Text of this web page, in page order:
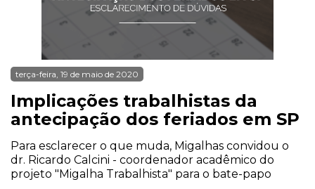
terça-feira, 19 de maio de 2020
Implicações trabalhistas da
antecipação dos feriados em SP
Para esclarecer o que muda, Migalhas convidou o
dr. Ricardo Calcini - coordenador acadêmico do
projeto "Migalha Trabalhista" para o bate-papo